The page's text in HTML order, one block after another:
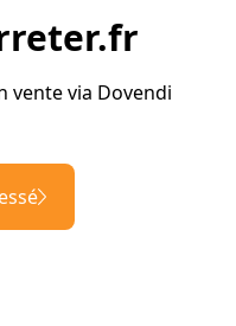
vente via Dovendi